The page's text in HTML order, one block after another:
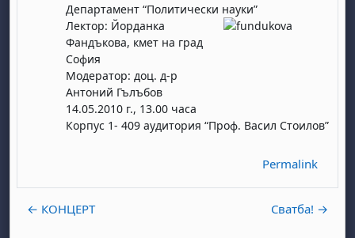
Департамент “Политически науки”
Лектор: Йорданка
Фандъкова, кмет на град
София
Модератор: доц. д-р
Антоний Гълъбов
14.05.2010 г., 13.00 часа
Корпус 1- 409 аудитория “Проф. Васил Стоилов”
Permalink
← КОНЦЕРТ Сватба! →